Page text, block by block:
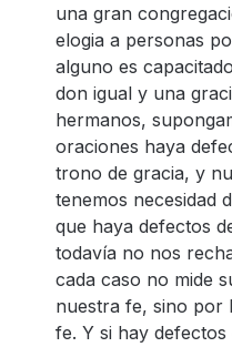
una gran
elogia a personas
alguno es
don igual y una
hermanos,
oraciones haya
trono de gracia, y
tenemos necesidad
que haya defectos
todavía no nos
cada caso no mide
nuestra fe, sino por
fe. Y si hay